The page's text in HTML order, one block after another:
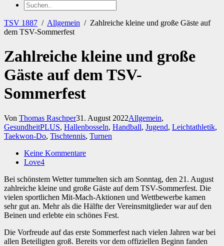
TSV 1887 / Allgemein / Zahlreiche kleine und große Gäste auf
dem TSV-Sommerfest
Zahlreiche kleine und große
Gäste auf dem TSV-
Sommerfest
Von Thomas Raschper31. August 2022Allgemein,
GesundheitPLUS, Hallenbosseln, Handball, Jugend, Leichtathletik,
Taekwon-Do, Tischtennis, Turnen
Keine Kommentare
Love4
Bei schönstem Wetter tummelten sich am Sonntag, den 21. August
zahlreiche kleine und große Gäste auf dem TSV-Sommerfest. Die
vielen sportlichen Mit-Mach-Aktionen und Wettbewerbe kamen
sehr gut an. Mehr als die Hälfte der Vereinsmitglieder war auf den
Beinen und erlebte ein schönes Fest.
Die Vorfreude auf das erste Sommerfest nach vielen Jahren war bei
allen Beteiligten groß. Bereits vor dem offiziellen Beginn fanden